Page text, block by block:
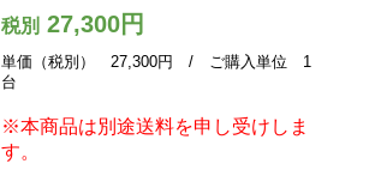
税別27,300円
単価（税別） 27,300円 / ご購入単位 1
台
※本商品は別途送料を申し受けしま
す。